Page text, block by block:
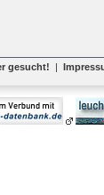
gesucht! |